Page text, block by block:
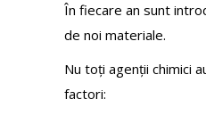
În fiecare an sunt
de noi materiale.
Nu toți agenții chimici
factori: